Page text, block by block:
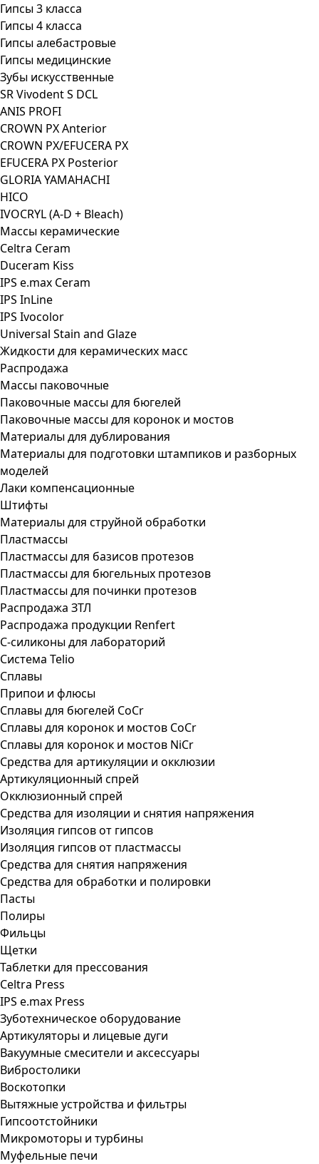
Гипсы 3 класса
Гипсы 4 класса
Гипсы алебастровые
Гипсы медицинские
Зубы искусственные
SR Vivodent S DCL
ANIS PROFI
CROWN PX Anterior
CROWN PX/EFUCERA PX
EFUCERA PX Posterior
GLORIA YAMAHACHI
HICO
IVOCRYL (A-D + Bleach)
Массы керамические
Celtra Ceram
Duceram Kiss
IPS e.max Ceram
IPS InLine
IPS Ivocolor
Universal Stain and Glaze
Жидкости для керамических масс
Распродажа
Массы паковочные
Паковочные массы для бюгелей
Паковочные массы для коронок и мостов
Материалы для дублирования
Материалы для подготовки штампиков и разборных
моделей
Лаки компенсационные
Штифты
Материалы для струйной обработки
Пластмассы
Пластмассы для базисов протезов
Пластмассы для бюгельных протезов
Пластмассы для починки протезов
Распродажа ЗТЛ
Распродажа продукции Renfert
С-силиконы для лабораторий
Система Telio
Сплавы
Припои и флюсы
Сплавы для бюгелей CoCr
Сплавы для коронок и мостов CoCr
Сплавы для коронок и мостов NiCr
Средства для артикуляции и окклюзии
Артикуляционный спрей
Окклюзионный спрей
Средства для изоляции и снятия напряжения
Изоляция гипсов от гипсов
Изоляция гипсов от пластмассы
Средства для снятия напряжения
Средства для обработки и полировки
Пасты
Полиры
Фильцы
Щетки
Таблетки для прессования
Celtra Press
IPS e.max Press
Зуботехническое оборудование
Артикуляторы и лицевые дуги
Вакуумные смесители и аксессуары
Вибростолики
Воскотопки
Вытяжные устройства и фильтры
Гипсоотстойники
Микромоторы и турбины
Муфельные печи